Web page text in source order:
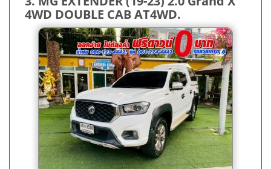
4WD DOUBLE CAB AT4WD.